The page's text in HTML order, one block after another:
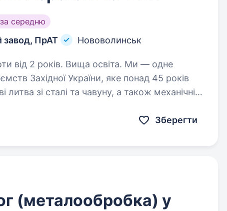
середню
завод, ПрАТ Нововолинськ
2 років. Вища освіта. Ми — одне
Західної України, яке понад 45 років
литва зі сталі та чавуну, а також механічній
Зберегти
(металообробка) у